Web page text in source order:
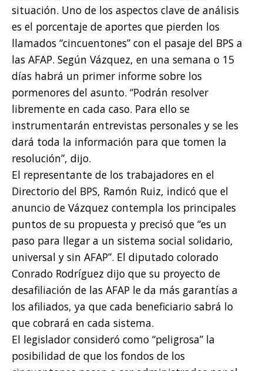
situación. Uno de los aspectos clave de análisis
es el porcentaje de aportes que pierden los
llamados “cincuentones” con el pasaje del BPS a
las AFAP. Según Vázquez, en una semana o 15
días habrá un primer informe sobre los
pormenores del asunto. “Podrán resolver
libremente en cada caso. Para ello se
instrumentarán entrevistas personales y se les
dará toda la información para que tomen la
resolución”, dijo.
El representante de los trabajadores en el
Directorio del BPS, Ramón Ruiz, indicó que el
anuncio de Vázquez contempla los principales
puntos de su propuesta y precisó que “es un
paso para llegar a un sistema social solidario,
universal y sin AFAP”. El diputado colorado
Conrado Rodríguez dijo que su proyecto de
desafiliación de las AFAP le da más garantías a
los afiliados, ya que cada beneficiario sabrá lo
que cobrará en cada sistema.
El legislador consideró como “peligrosa” la
posibilidad de que los fondos de los